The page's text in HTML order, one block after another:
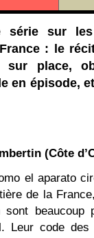
série sur
: le
sur place,
en épisode,
(Côte
el aparato
de la
beaucoup
Leur code